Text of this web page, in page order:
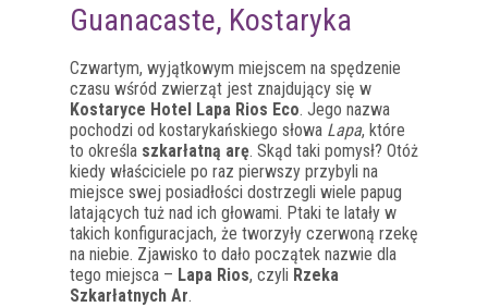
Guanacaste, Kostaryka
Czwartym, wyjątkowym miejscem na spędzenie
czasu wśród zwierząt jest znajdujący się w
Kostaryce Hotel Lapa Rios Eco. Jego nazwa
pochodzi od kostarykańskiego słowa Lapa, które
to określa szkarłatną arę. Skąd taki pomysł? Otóż
kiedy właściciele po raz pierwszy przybyli na
miejsce swej posiadłości dostrzegli wiele papug
latających tuż nad ich głowami. Ptaki te latały w
takich konfiguracjach, że tworzyły czerwoną rzekę
na niebie. Zjawisko to dało początek nazwie dla
tego miejsca – Lapa Rios, czyli Rzeka
Szkarłatnych Ar.